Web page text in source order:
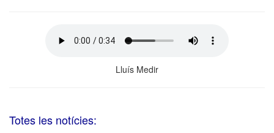
Lluís Medir
Totes les notícies: